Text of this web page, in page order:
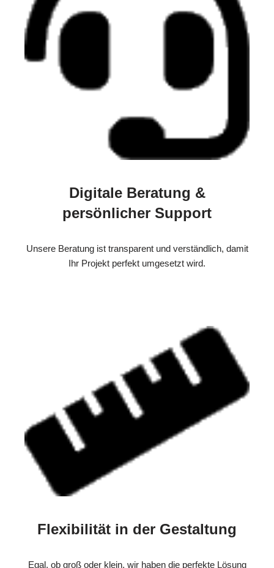
Digitale Beratung &
persönlicher Support
Unsere Beratung ist transparent und verständlich, damit
Ihr Projekt perfekt umgesetzt wird.
Flexibilität in der Gestaltung
Egal, ob groß oder klein, wir haben die perfekte Lösung